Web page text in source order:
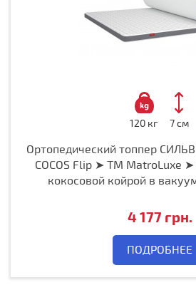
120 кг 7 см
Ортопедический топпер
COCOS Flip ➤ ТМ MatroLuxe
кокосовой койрой в
4 177 грн.
ПОДРОБНЕЕ